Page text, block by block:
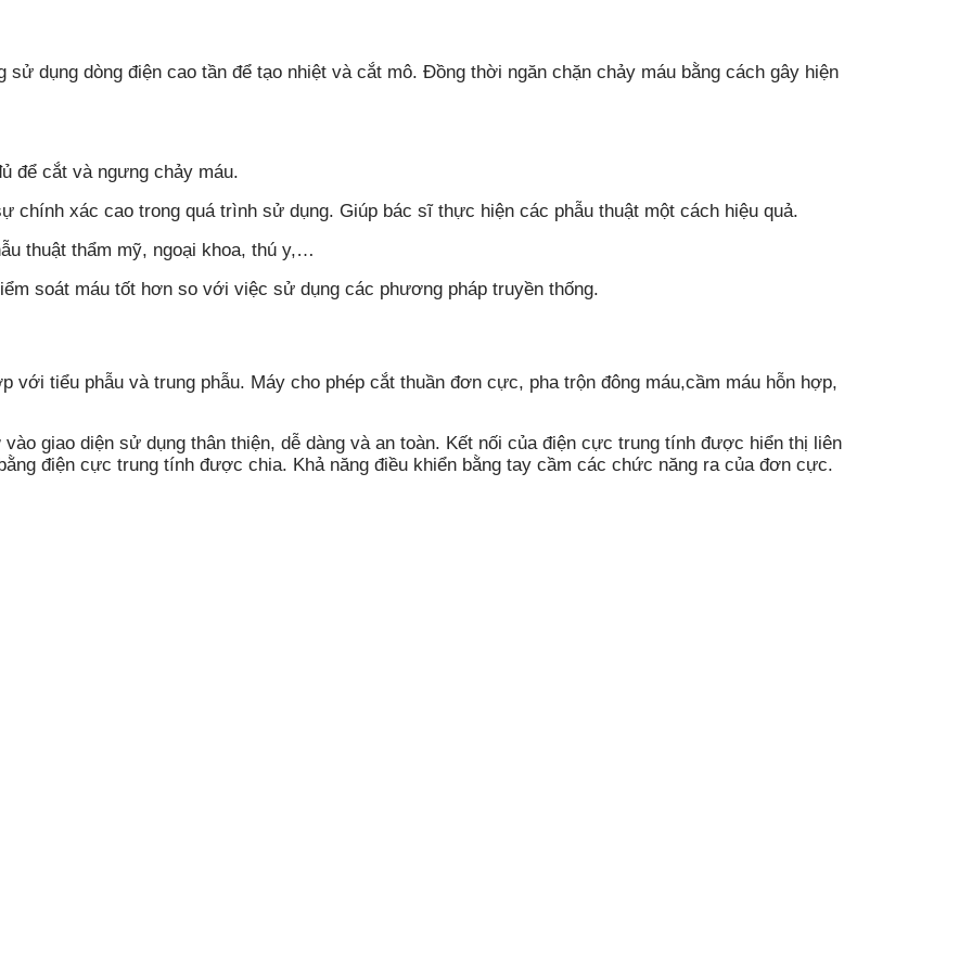
dụng dòng điện cao tần để tạo nhiệt và cắt mô. Đồng thời ngăn chặn chảy máu bằng cách gây hiện
để cắt và ngưng chảy máu.
chính xác cao trong quá trình sử dụng. Giúp bác sĩ thực hiện các phẫu thuật một cách hiệu quả.
thuật thẩm mỹ, ngoại khoa, thú y,…
soát máu tốt hơn so với việc sử dụng các phương pháp truyền thống.
với tiểu phẫu và trung phẫu. Máy cho phép cắt thuần đơn cực, pha trộn đông máu,cầm máu hỗn hợp,
giao diện sử dụng thân thiện, dễ dàng và an toàn. Kết nối của điện cực trung tính được hiển thị liên
điện cực trung tính được chia. Khả năng điều khiển bằng tay cầm các chức năng ra của đơn cực.